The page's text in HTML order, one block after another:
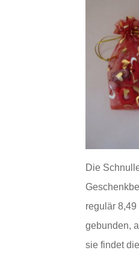
Die
regulär
gebunden,
sie findet